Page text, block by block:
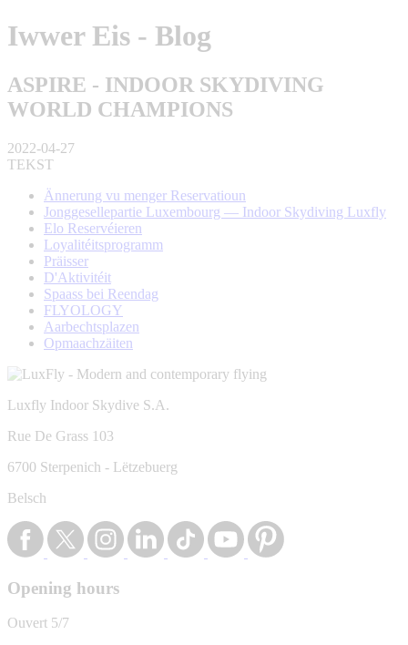
Iwwer Eis - Blog
ASPIRE - INDOOR SKYDIVING
WORLD CHAMPIONS
2022-04-27
TEKST
Ännerung vu menger Reservatioun
Jonggesellepartie Luxembourg — Indoor Skydiving Luxfly
Elo Reservéieren
Loyalitéitsprogramm
Präisser
D'Aktivitéit
Spaass bei Reendag
FLYOLOGY
Aarbechtsplazen
Opmaachzäiten
Luxfly Indoor Skydive S.A.
Rue De Grass 103
6700 Sterpenich - Lëtzebuerg
Belsch
Opening hours
Ouvert 5/7